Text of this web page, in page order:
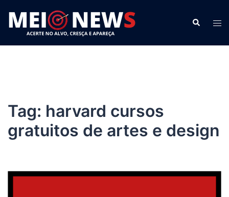
para
conteúdo
Search
Tag: harvard cursos
gratuitos de artes e design